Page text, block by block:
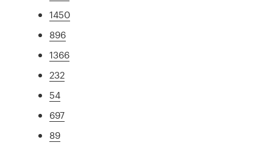
1450
896
1366
232
54
697
89